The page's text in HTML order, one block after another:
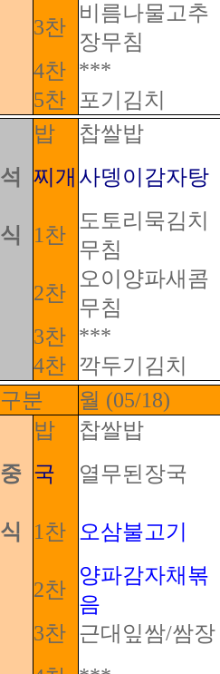
3찬
비름나물고추
장무침
4찬 ***
5찬
포기김치
밥
찹쌀밥
석
찌개 사뎅이감자탕
식 1찬
도토리묵김치
무침
2찬
오이양파새콤
무침
3찬 ***
4찬 깍두기김치
구분
월 (05/18)
밥
찹쌀밥
중 국 열무된장국
식 1찬 오삼불고기
2찬
양파감자채볶
음
3찬 근대잎쌈/쌈장